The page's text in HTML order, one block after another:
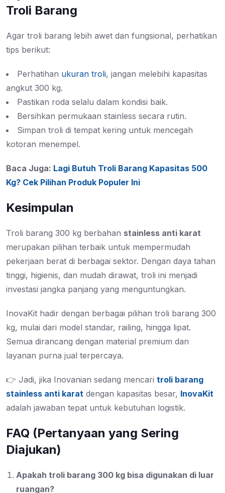
Troli Barang
Agar troli barang lebih awet dan fungsional, perhatikan
tips berikut:
Perhatihan ukuran troli, jangan melebihi kapasitas
angkut 300 kg.
Pastikan roda selalu dalam kondisi baik.
Bersihkan permukaan stainless secara rutin.
Simpan troli di tempat kering untuk mencegah
kotoran menempel.
Baca Juga: Lagi Butuh Troli Barang Kapasitas 500
Kg? Cek Pilihan Produk Populer Ini
Kesimpulan
Troli barang 300 kg berbahan stainless anti karat
merupakan pilihan terbaik untuk mempermudah
pekerjaan berat di berbagai sektor. Dengan daya tahan
tinggi, higienis, dan mudah dirawat, troli ini menjadi
investasi jangka panjang yang menguntungkan.
InovaKit hadir dengan berbagai pilihan troli barang 300
kg, mulai dari model standar, railing, hingga lipat.
Semua dirancang dengan material premium dan
layanan purna jual terpercaya.
👉 Jadi, jika Inovanian sedang mencari troli barang
stainless anti karat dengan kapasitas besar, InovaKit
adalah jawaban tepat untuk kebutuhan logistik.
FAQ (Pertanyaan yang Sering
Diajukan)
Apakah troli barang 300 kg bisa digunakan di luar
ruangan?